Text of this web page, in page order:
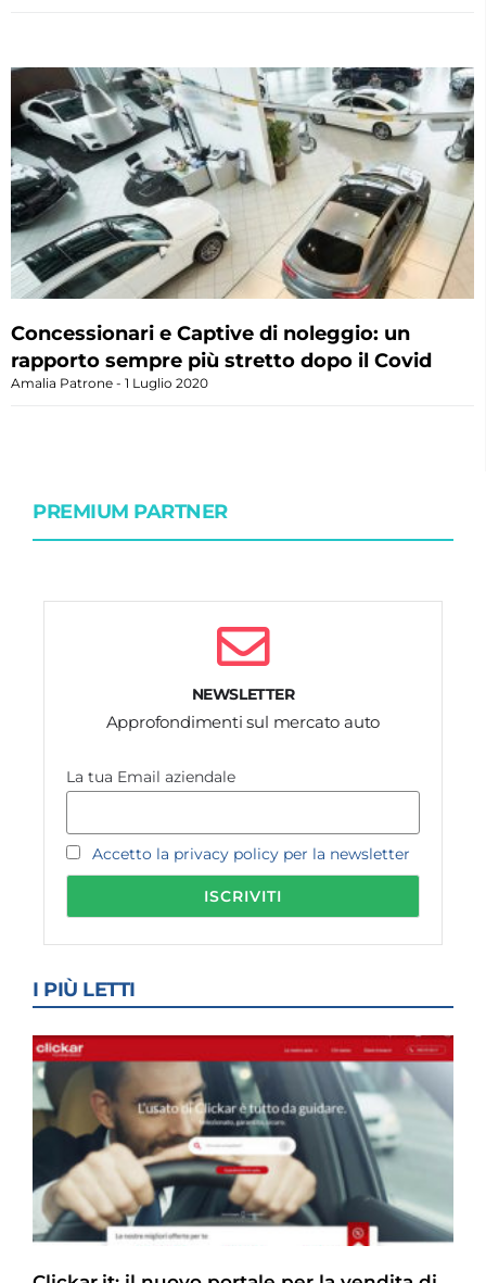
Concessionari e Captive di noleggio: un
rapporto sempre più stretto dopo il Covid
Amalia Patrone 1 Luglio 2020
PREMIUM PARTNER
NEWSLETTER
Approfondimenti sul mercato auto
La tua Email aziendale
Accetto la privacy policy per la newsletter
I PIÙ LETTI